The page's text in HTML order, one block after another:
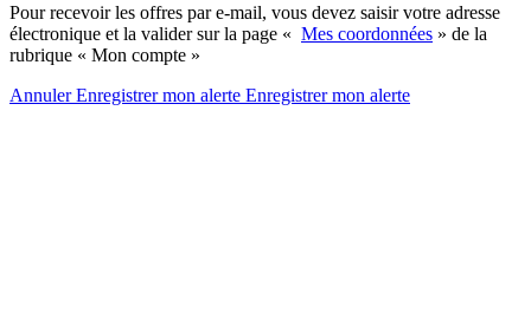
Pour recevoir les offres par e-mail, vous devez saisir votre adresse
électronique et la valider sur la page « Mes coordonnées » de la
rubrique « Mon compte »
AnnulerEnregistrer mon alerte Enregistrermon alerte